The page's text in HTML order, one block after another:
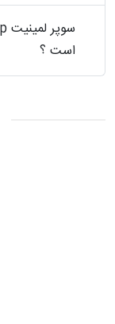
است ؟